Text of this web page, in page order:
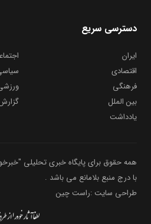
دسترسی سریع
ایران
اقتصادی
فرهنگی
بین الملل
یادداشت
همه حقوق برای پایگاه خبری تحلیلی
با درج منبع بلامانع می باشد .
طراحی سایت :راست چین